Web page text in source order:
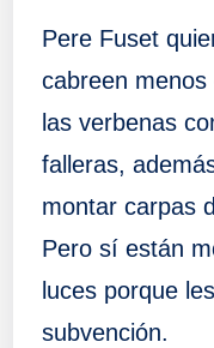
Pere Fuset
cabreen
las verbenas
falleras,
montar carpas
Pero sí están
luces porque
subvención.